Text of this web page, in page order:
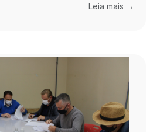
Leia mais →